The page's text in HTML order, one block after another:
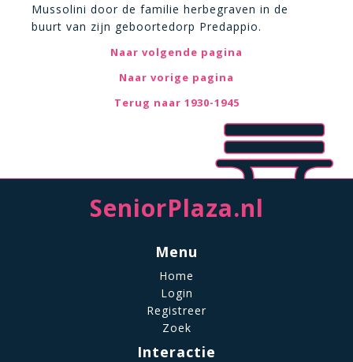
Mussolini door de familie herbegraven in de
buurt van zijn geboortedorp Predappio.
Naar volgende pagina
Naar vorige pagina
Terug naar 1930-1945
SeniorPlaza.nl
Menu
Home
Login
Registreer
Zoek
Interactie